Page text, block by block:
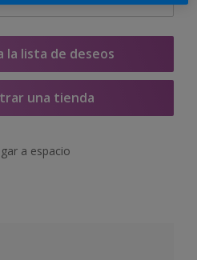
la lista de deseos
una tienda
a espacio